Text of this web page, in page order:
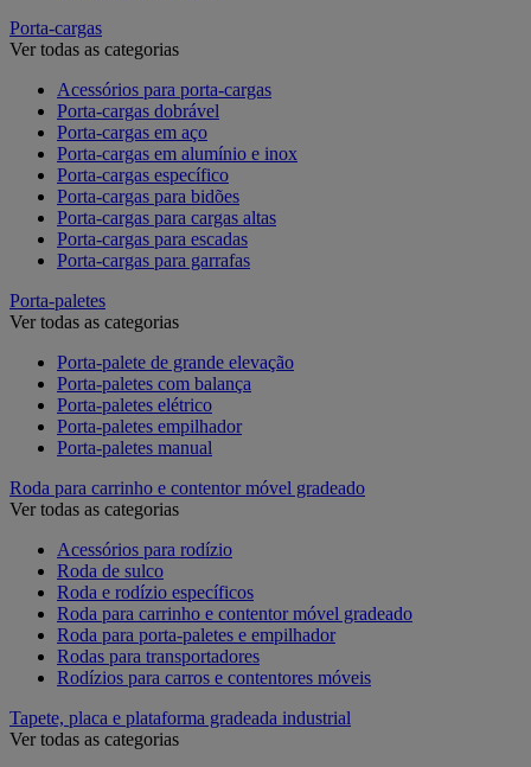
Porta-cargas
Ver todas as categorias
Acessórios para porta-cargas
Porta-cargas dobrável
Porta-cargas em aço
Porta-cargas em alumínio e inox
Porta-cargas específico
Porta-cargas para bidões
Porta-cargas para cargas altas
Porta-cargas para escadas
Porta-cargas para garrafas
Porta-paletes
Ver todas as categorias
Porta-palete de grande elevação
Porta-paletes com balança
Porta-paletes elétrico
Porta-paletes empilhador
Porta-paletes manual
Roda para carrinho e contentor móvel gradeado
Ver todas as categorias
Acessórios para rodízio
Roda de sulco
Roda e rodízio específicos
Roda para carrinho e contentor móvel gradeado
Roda para porta-paletes e empilhador
Rodas para transportadores
Rodízios para carros e contentores móveis
Tapete, placa e plataforma gradeada industrial
Ver todas as categorias